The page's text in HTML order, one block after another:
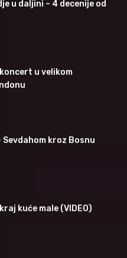
u daljini – 4 decenije od
u velikom
Sevdahom kroz Bosnu
kuće male (VIDEO)